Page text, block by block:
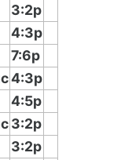
3:2p
4:3p
7:6p
4:3p
4:5p
3:2p
3:2p